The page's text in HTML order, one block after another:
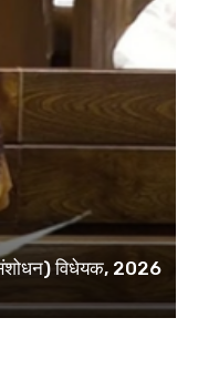
विधेयक, 2026